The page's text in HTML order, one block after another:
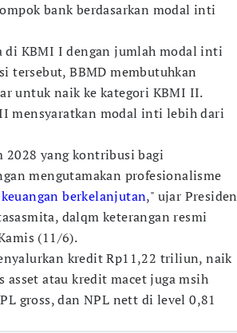
bank berdasarkan modal inti
di KBMI I dengan jumlah modal inti
tersebut, BBMD membutuhkan
untuk naik ke kategori KBMI II.
mensyaratkan modal inti lebih dari
yang kontribusi bagi
mengutamakan profesionalisme
keuangan berkelanjutan," ujar Presiden
dalqm keterangan resmi
(11/6).
kredit Rp11,22 triliun, naik
asset atau kredit macet juga msih
gross, dan NPL nett di level 0,81